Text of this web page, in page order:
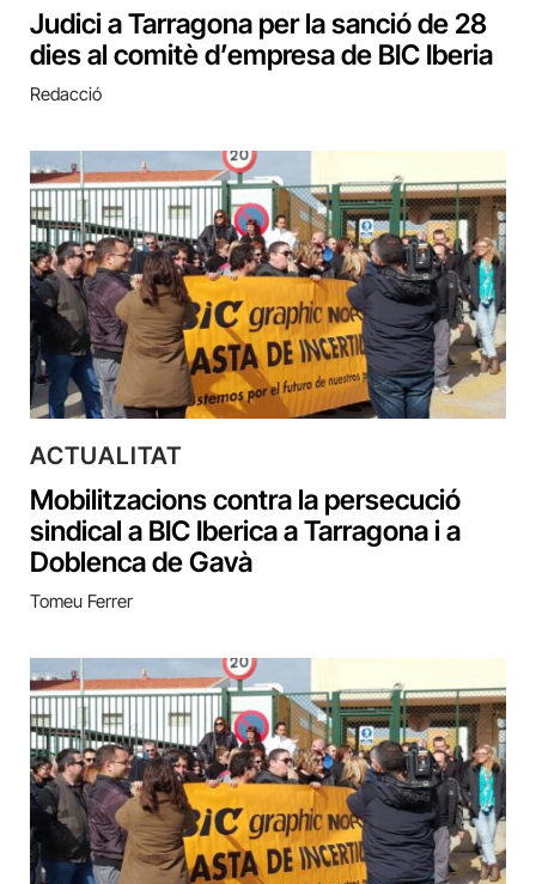
Judici a Tarragona per la sanció de 28
dies al comitè d’empresa de BIC Iberia
Redacció
ACTUALITAT
Mobilitzacions contra la persecució
sindical a BIC Iberica a Tarragona i a
Doblenca de Gavà
Tomeu Ferrer